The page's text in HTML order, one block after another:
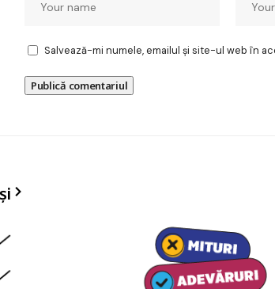
Salvează-mi numele, emailul și site-ul web în